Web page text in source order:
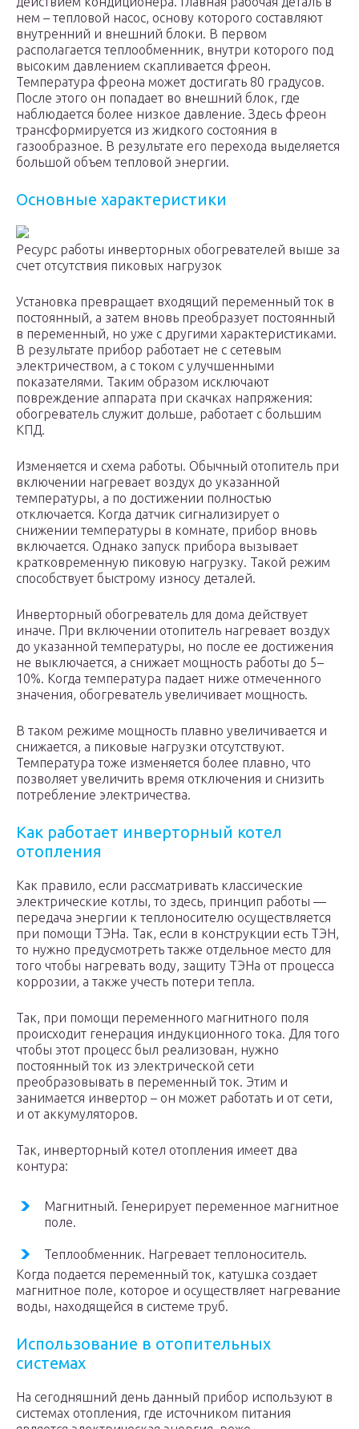
нем – тепловой насос, основу которого составляют
внутренний и внешний блоки. В первом
располагается теплообменник, внутри которого под
высоким давлением скапливается фреон.
Температура фреона может достигать 80 градусов.
После этого он попадает во внешний блок, где
наблюдается более низкое давление. Здесь фреон
трансформируется из жидкого состояния в
газообразное. В результате его перехода выделяется
большой объем тепловой энергии.
Основные характеристики
Ресурс работы инверторных обогревателей выше за
счет отсутствия пиковых нагрузок
Установка превращает входящий переменный ток в
постоянный, а затем вновь преобразует постоянный
в переменный, но уже с другими характеристиками.
В результате прибор работает не с сетевым
электричеством, а с током с улучшенными
показателями. Таким образом исключают
повреждение аппарата при скачках напряжения:
обогреватель служит дольше, работает с большим
КПД.
Изменяется и схема работы. Обычный отопитель при
включении нагревает воздух до указанной
температуры, а по достижении полностью
отключается. Когда датчик сигнализирует о
снижении температуры в комнате, прибор вновь
включается. Однако запуск прибора вызывает
кратковременную пиковую нагрузку. Такой режим
способствует быстрому износу деталей.
Инверторный обогреватель для дома действует
иначе. При включении отопитель нагревает воздух
до указанной температуры, но после ее достижения
не выключается, а снижает мощность работы до 5–
10%. Когда температура падает ниже отмеченного
значения, обогреватель увеличивает мощность.
В таком режиме мощность плавно увеличивается и
снижается, а пиковые нагрузки отсутствуют.
Температура тоже изменяется более плавно, что
позволяет увеличить время отключения и снизить
потребление электричества.
Как работает инверторный котел
отопления
Как правило, если рассматривать классические
электрические котлы, то здесь, принцип работы —
передача энергии к теплоносителю осуществляется
при помощи ТЭНа. Так, если в конструкции есть ТЭН,
то нужно предусмотреть также отдельное место для
того чтобы нагревать воду, защиту ТЭНа от процесса
коррозии, а также учесть потери тепла.
Так, при помощи переменного магнитного поля
происходит генерация индукционного тока. Для того
чтобы этот процесс был реализован, нужно
постоянный ток из электрической сети
преобразовывать в переменный ток. Этим и
занимается инвертор – он может работать и от сети,
и от аккумуляторов.
Так, инверторный котел отопления имеет два
контура:
Магнитный. Генерирует переменное магнитное
поле.
Теплообменник. Нагревает теплоноситель.
Когда подается переменный ток, катушка создает
магнитное поле, которое и осуществляет нагревание
воды, находящейся в системе труб.
Использование в отопительных
системах
На сегодняшний день данный прибор используют в
системах отопления, где источником питания